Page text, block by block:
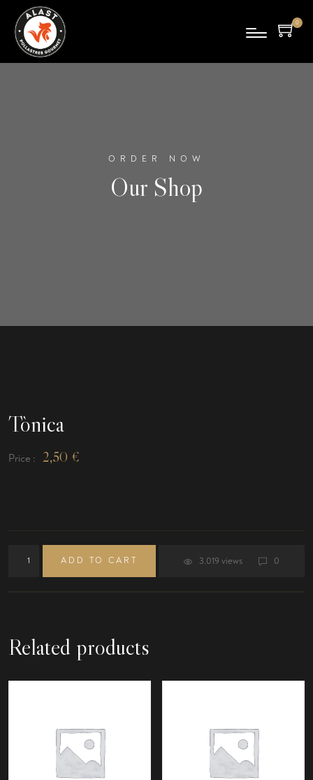
0
ORDER NOW
Our Shop
Tònica
Price : 2,50 €
ADD TO CART 3.019 views 0
Related products